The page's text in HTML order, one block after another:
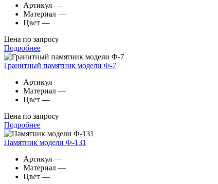
Артикул —
Материал —
Цвет —
Цена по запросу
Подробнее
Гранитный памятник модели Ф-7
Артикул —
Материал —
Цвет —
Цена по запросу
Подробнее
Памятник модели Ф-131
Артикул —
Материал —
Цвет —